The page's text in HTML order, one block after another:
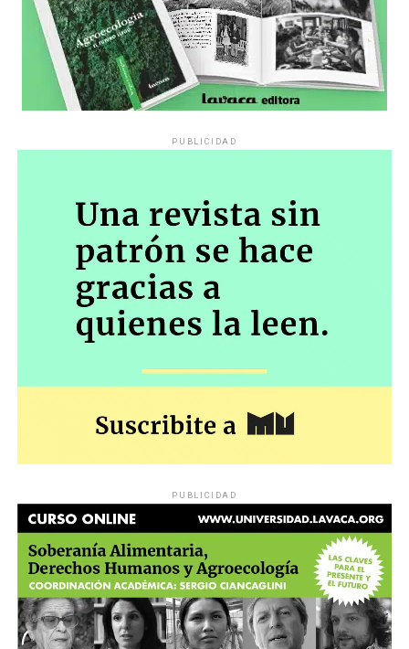
PUBLICIDAD
PUBLICIDAD